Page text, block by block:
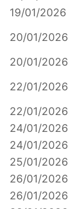
19/01/2026
20/01/2026
20/01/2026
22/01/2026
22/01/2026
24/01/2026
24/01/2026
25/01/2026
26/01/2026
26/01/2026